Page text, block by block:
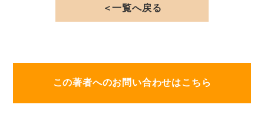
＜一覧へ戻る
この著者へのお問い合わせはこちら